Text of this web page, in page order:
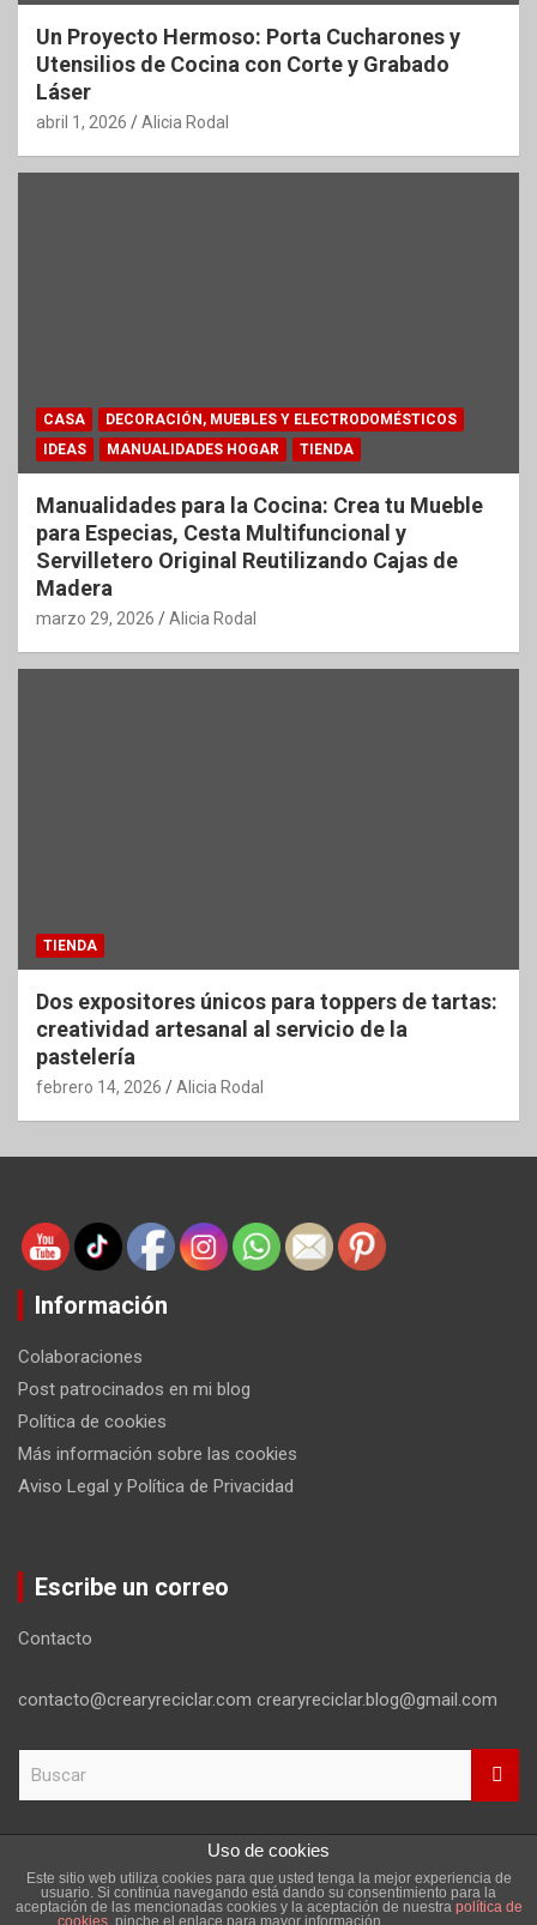
Un Proyecto Hermoso: Porta Cucharones y
Utensilios de Cocina con Corte y Grabado
Láser
abril 1, 2026 Alicia Rodal
CASA
DECORACIÓN, MUEBLES Y ELECTRODOMÉSTICOS
IDEAS
MANUALIDADES HOGAR TIENDA
Manualidades para la Cocina: Crea tu Mueble
para Especias, Cesta Multifuncional y
Servilletero Original Reutilizando Cajas de
Madera
marzo 29, 2026 Alicia Rodal
TIENDA
Dos expositores únicos para toppers de tartas:
creatividad artesanal al servicio de la
pastelería
febrero 14, 2026 Alicia Rodal
Información
Colaboraciones
Post patrocinados en mi blog
Política de cookies
Más información sobre las cookies
Aviso Legal y Política de Privacidad
Escribe un correo
Contacto
contacto@crearyreciclar.com crearyreciclar.blog@gmail.com
c
Copyright ©2026
Aviso Legal y Política de Privacidad
Uso de cookies
Este sitio web utiliza cookies para que usted tenga la mejor experiencia de
usuario. Si continúa navegando está dando su consentimiento para la
aceptación de las mencionadas cookies y la aceptación de nuestra política de
cookies , pinche el enlace para mayor información.